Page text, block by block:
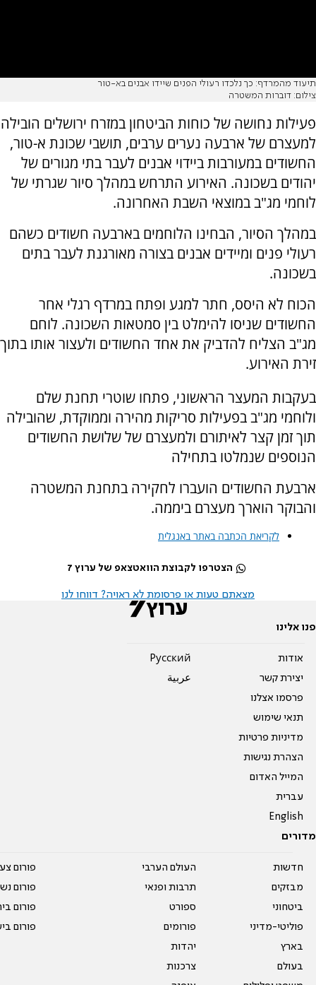
תיעוד מהמרדף: כך נלכדו רעולי הפנים שיידו אבנים בא-טור
צילום: דוברות המשטרה
פעילות נחושה של כוחות הביטחון במזרח ירושלים הובילה
למעצרם של ארבעה נערים ערבים, תושבי שכונת א-טור,
החשודים במעורבות ביידוי אבנים לעבר בתי מגורים של
יהודים בשכונה. האירוע התרחש במהלך סיור שגרתי של
לוחמי מג"ב במוצאי השבת האחרונה.
במהלך הסיור, הבחינו הלוחמים בארבעה חשודים כשהם
רעולי פנים ומיידים אבנים בצורה מאורגנת לעבר בתים
בשכונה.
הכוח לא היסס, חתר למגע ופתח במרדף רגלי אחר
החשודים שניסו להימלט בין סמטאות השכונה. לוחם
מג"ב הצליח להדביק את אחד החשודים ולעצור אותו בתוך
זירת האירוע.
בעקבות המעצר הראשוני, פתחו שוטרי תחנת שלם
ולוחמי מג"ב בפעילות סריקות מהירה וממוקדת, שהובילה
תוך זמן קצר לאיתורם ולמעצרם של שלושת החשודים
הנוספים שנמלטו בתחילה
ארבעת החשודים הועברו לחקירה בתחנת המשטרה
והבוקר הוארך מעצרם ביממה.
לקריאת הכתבה באתר באנגלית
הצטרפו לקבוצת הוואטצאפ של ערוץ 7
מצאתם טעות או פרסומת לא ראויה? דווחו לנו
פנו אלינו
אודות
יצירת קשר
פרסמו אצלנו
תנאי שימוש
מדיניות פרטיות
הצהרת נגישות
המייל האדום
עברית
English
Pусский
عربية
מדורים
חדשות
מבזקים
ביטחוני
פוליטי-מדיני
בארץ
בעולם
העולם הערבי
תרבות ופנאי
ספורט
פורומים
יהדות
צרכנות
פורום
פורום
פורום
פורום